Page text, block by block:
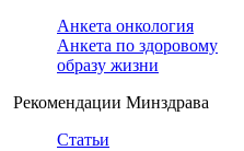
Анкета онкология
Анкета по здоровому
образу жизни
Рекомендации Минздрава
Статьи